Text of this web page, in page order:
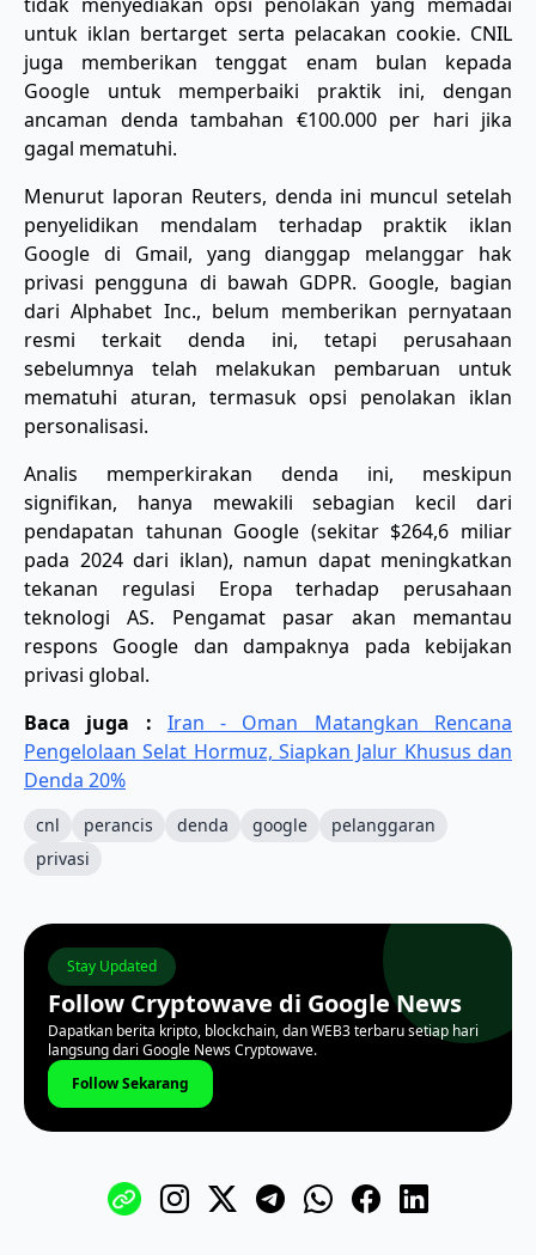
untuk iklan bertarget serta pelacakan cookie. CNIL
juga memberikan tenggat enam bulan kepada
Google untuk memperbaiki praktik ini, dengan
ancaman denda tambahan €100.000 per hari jika
gagal mematuhi.
Menurut laporan Reuters, denda ini muncul setelah
penyelidikan mendalam terhadap praktik iklan
Google di Gmail, yang dianggap melanggar hak
privasi pengguna di bawah GDPR. Google, bagian
dari Alphabet Inc., belum memberikan pernyataan
resmi terkait denda ini, tetapi perusahaan
sebelumnya telah melakukan pembaruan untuk
mematuhi aturan, termasuk opsi penolakan iklan
personalisasi.
Analis memperkirakan denda ini, meskipun
signifikan, hanya mewakili sebagian kecil dari
pendapatan tahunan Google (sekitar $264,6 miliar
pada 2024 dari iklan), namun dapat meningkatkan
tekanan regulasi Eropa terhadap perusahaan
teknologi AS. Pengamat pasar akan memantau
respons Google dan dampaknya pada kebijakan
privasi global.
Baca juga : Iran - Oman Matangkan Rencana
Pengelolaan Selat Hormuz, Siapkan Jalur Khusus dan
Denda 20%
cnl perancis denda google
pelanggaran
privasi
Stay Updated
Follow Cryptowave di Google News
Dapatkan berita kripto, blockchain, dan WEB3 terbaru setiap hari
langsung dari Google News Cryptowave.
Follow Sekarang